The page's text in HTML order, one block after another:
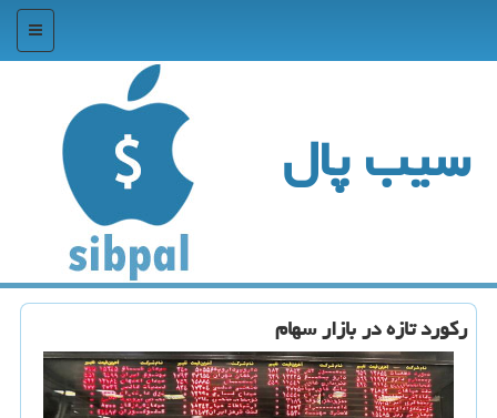
منو
سیب پال
ركورد تازه در بازار سهام